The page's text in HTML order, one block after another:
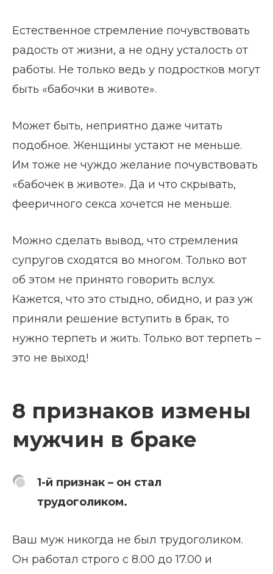
Естественное стремление почувствовать
радость от жизни, а не одну усталость от
работы. Не только ведь у подростков могут
быть «бабочки в животе».
Может быть, неприятно даже читать
подобное. Женщины устают не меньше.
Им тоже не чуждо желание почувствовать
«бабочек в животе». Да и что скрывать,
фееричного секса хочется не меньше.
Можно сделать вывод, что стремления
супругов сходятся во многом. Только вот
об этом не принято говорить вслух.
Кажется, что это стыдно, обидно, и раз уж
приняли решение вступить в брак, то
нужно терпеть и жить. Только вот терпеть –
это не выход!
8 признаков измены
мужчин в браке
1-й признак – он стал
трудоголиком.
Ваш муж никогда не был трудоголиком.
Он работал строго с 8.00 до 17.00 и